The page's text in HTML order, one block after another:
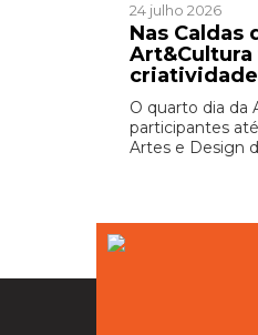
24 julho 2026
Nas Caldas
Art&Cultura
criatividade
O quarto dia da
participantes
Artes e Design